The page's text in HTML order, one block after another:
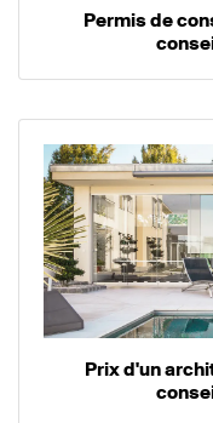
Permis de
Prix d'un